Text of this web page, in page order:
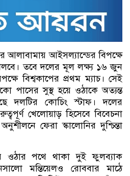
আলাবামায় আইসল্যান্ডের বিপক্ষে
তবে দলের মূল লক্ষ্য ১৬ জুন
বিশ্বকাপের প্রথম ম্যাচ। সেই
পাসের সুস্থ হয়ে ওঠাকে অত্যন্ত
দলটির কোচিং স্টাফ। দলের
খেলোয়াড় হিসেবে বিবেচনা
ফেরা স্কালোনির দুশ্চিন্তা
ওঠার পথে থাকা দুই ফুলব্যাক
মন্তিয়েলও রোববার মাঠে